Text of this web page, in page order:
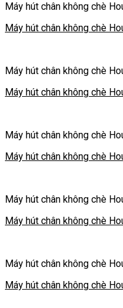
Máy hút chân không chè
Máy hút chân không chè
Máy hút chân không chè
Máy hút chân không chè
Máy hút chân không chè
Máy hút chân không chè
Máy hút chân không chè
Máy hút chân không chè
Máy hút chân không chè
Máy hút chân không chè